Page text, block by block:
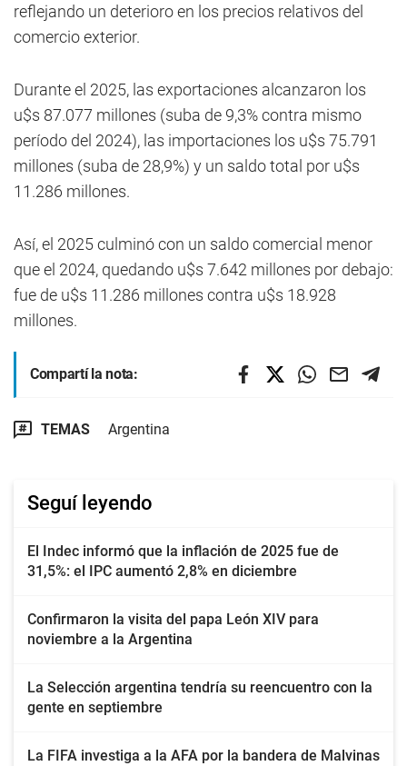
reflejando un deterioro en los precios relativos del
comercio exterior.
Durante el 2025, las exportaciones alcanzaron los
u$s 87.077 millones (suba de 9,3% contra mismo
período del 2024), las importaciones los u$s 75.791
millones (suba de 28,9%) y un saldo total por u$s
11.286 millones.
Así, el 2025 culminó con un saldo comercial menor
que el 2024, quedando u$s 7.642 millones por debajo:
fue de u$s 11.286 millones contra u$s 18.928
millones.
Compartí la nota:
TEMAS Argentina
Seguí leyendo
El Indec informó que la inflación de 2025 fue de
31,5%: el IPC aumentó 2,8% en diciembre
Confirmaron la visita del papa León XIV para
noviembre a la Argentina
La Selección argentina tendría su reencuentro con la
gente en septiembre
La FIFA investiga a la AFA por la bandera de Malvinas